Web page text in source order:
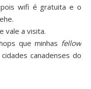
wifi é gratuita e o
vale a visita.
que minhas fellow
canadenses do